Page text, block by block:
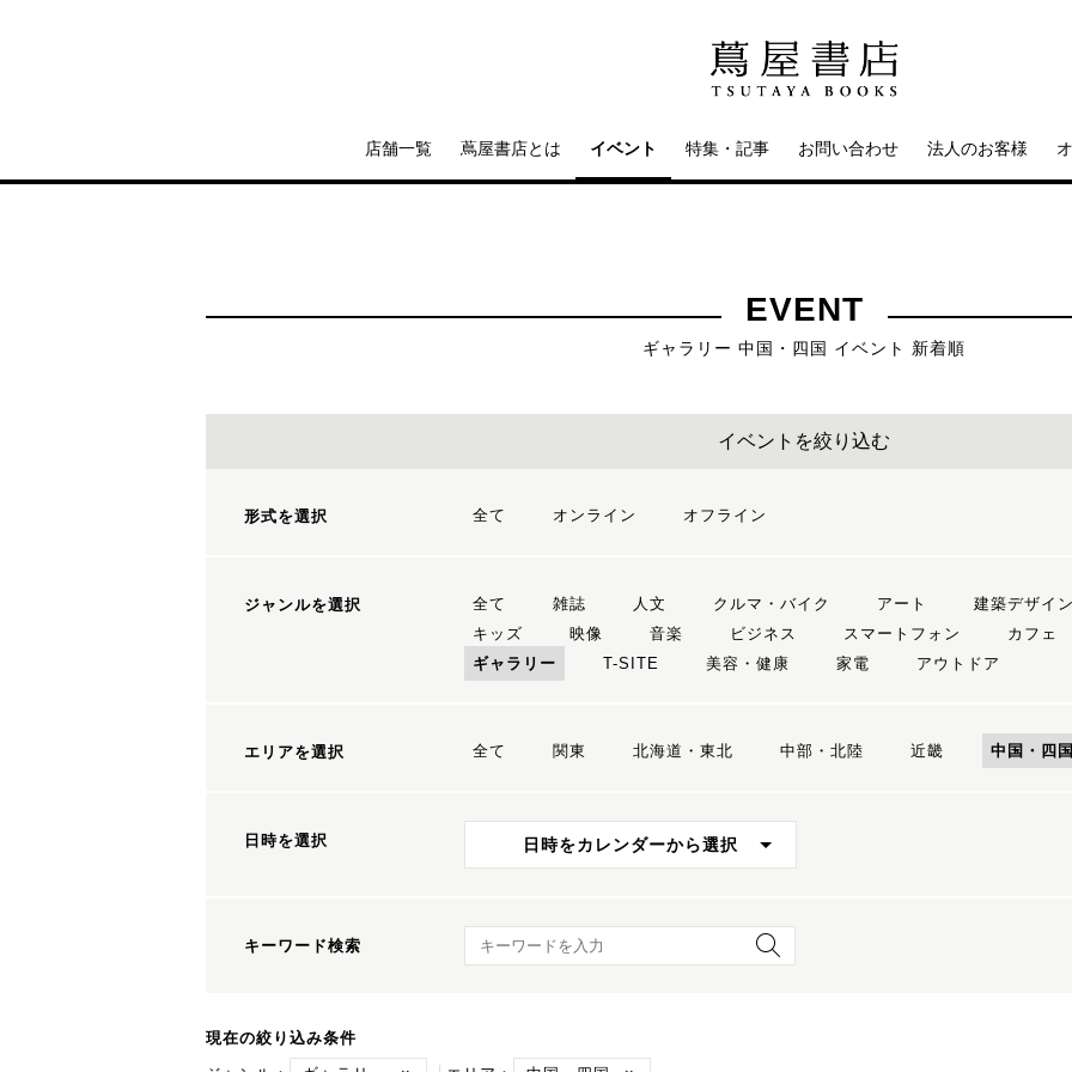
店舗一覧 蔦屋書店とは イベント 特集・記事 お問い合わせ 法人のお客様
EVENT
ギャラリー 中国・四国 イベント 新着順
イベントを絞り込む
形式を選択 全て オンライン オフライン
ジャンルを選択 全て 雑誌 人文 クルマ・バイク アート 建築デザイン
キッズ
映像 音楽 ビジネス スマートフォン カフェ
ギャラリー
T-SITE 美容・健康 家電 アウトドア
エリアを選択 全て 関東 北海道・東北 中部・北陸 近畿 中国・四国
日時を選択 日時をカレンダーから選択
キーワード検索 キーワード検索
現在の絞り込み条件